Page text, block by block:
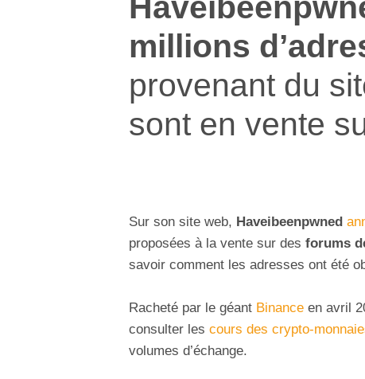
millions
provenant du
sont en vente
Sur son site web, Haveibeenpwned
proposées à la vente sur des forums
savoir comment les adresses ont été
Racheté par le géant Binance en avril
consulter les cours des crypto-
volumes d’échange.